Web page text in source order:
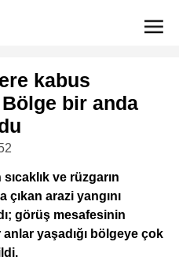
kabus
bir anda
ve rüzgarın
arazi yangını
görüş mesafesinin
yaşadığı bölgeye çok